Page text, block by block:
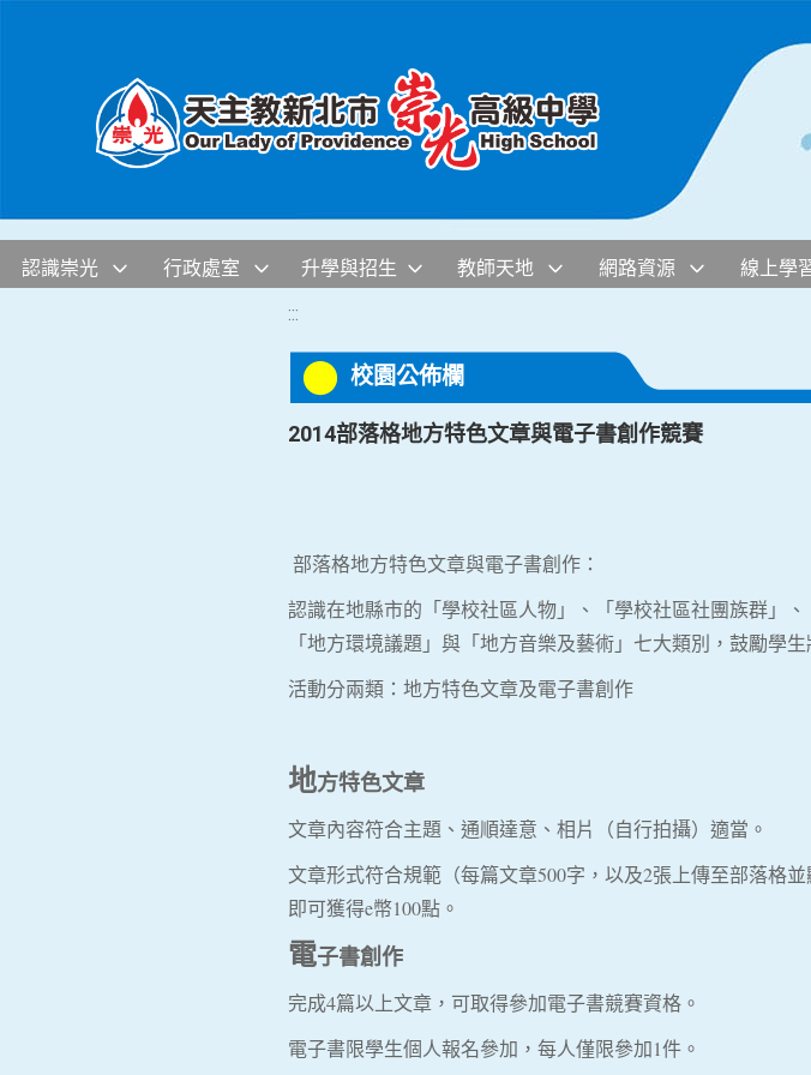
認識崇光 行政處室 升學與招生 教師天地 網路資源 線上學
:::
校園公佈欄
2014部落格地方特色文章與電子書創作競賽
部落格地方特色文章與電子書創作：
認識在地縣市的「學校社區人物」、「學校社區社團族群」
「地方環境議題」與「地方音樂及藝術」七大類別，鼓勵學
活動分兩類：地方特色文章及電子書創作
地方特色文章
文章內容符合主題、通順達意、相片（自行拍攝）適當。
文章形式符合規範（每篇文章500字，以及2張上傳至部落格
即可獲得e幣100點。
電子書創作
完成4篇以上文章，可取得參加電子書競賽資格。
電子書限學生個人報名參加，每人僅限參加1件。